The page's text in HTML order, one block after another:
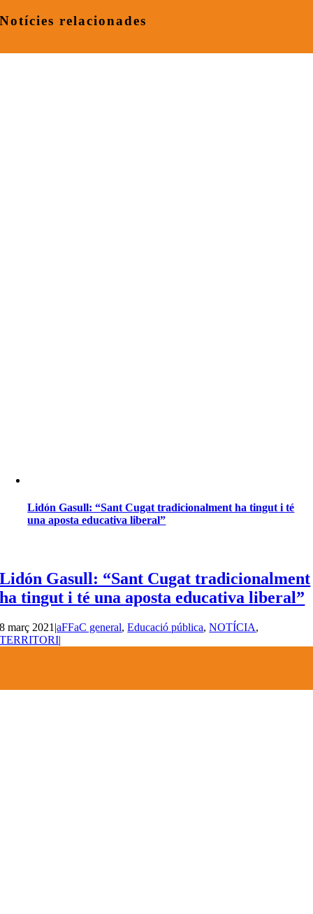
Notícies relacionades
Lidón Gasull: “Sant Cugat tradicionalment ha tingut i té
una aposta educativa liberal”
Lidón Gasull: “Sant Cugat tradicionalment
ha tingut i té una aposta educativa liberal”
8 març 2021 |aFFaC general,Educació pública,NOTÍCIA,
TERRITORI|